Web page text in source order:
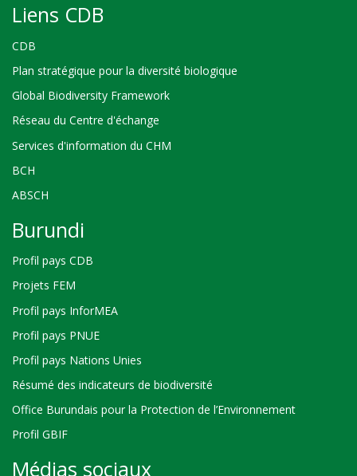
Liens CDB
CDB
Plan stratégique pour la diversité biologique
Global Biodiversity Framework
Réseau du Centre d'échange
Services d'information du CHM
BCH
ABSCH
Burundi
Profil pays CDB
Projets FEM
Profil pays InforMEA
Profil pays PNUE
Profil pays Nations Unies
Résumé des indicateurs de biodiversité
Office Burundais pour la Protection de l’Environnement
Profil GBIF
Médias sociaux